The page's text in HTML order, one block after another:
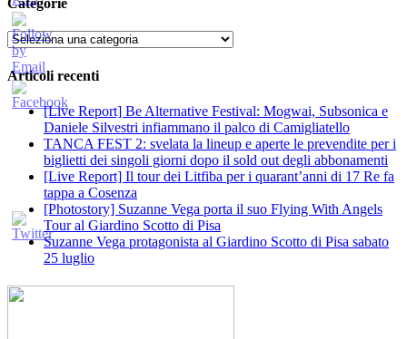
Categorie
Categorie
Articoli recenti
[Live Report] Be Alternative Festival: Mogwai, Subsonica e
Daniele Silvestri infiammano il palco di Camigliatello
TANCA FEST 2: svelata la lineup e aperte le prevendite per i
biglietti dei singoli giorni dopo il sold out degli abbonamenti
[Live Report] Il tour dei Litfiba per i quarant’anni di 17 Re fa
tappa a Cosenza
[Photostory] Suzanne Vega porta il suo Flying With Angels
Tour al Giardino Scotto di Pisa
Suzanne Vega protagonista al Giardino Scotto di Pisa sabato
25 luglio